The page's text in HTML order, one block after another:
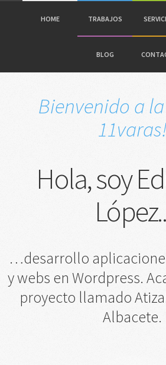
HOME TRABAJOS
BLOG
Bienvenido a
11varas!
Hola, soy
…desarrollo
y webs en Wordpress.
proyecto llamado
Albacete.